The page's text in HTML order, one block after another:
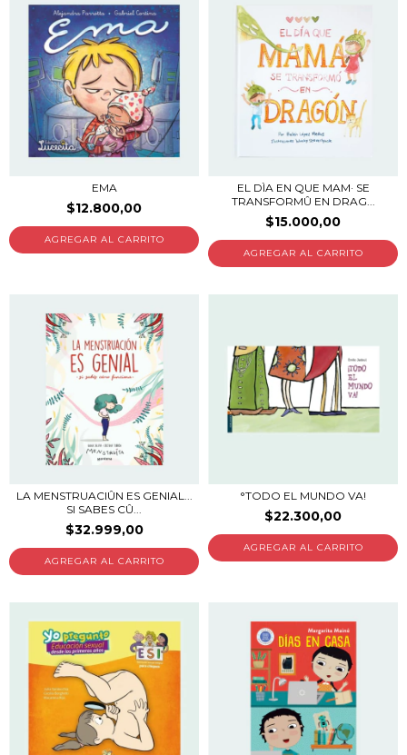
EMA
$12.800,00
EL DÌA EN QUE MAM· SE
TRANSFORMÛ EN DRAG...
$15.000,00
LA MENSTRUACIÛN ES GENIAL...
SI SABES CÛ...
$32.999,00
°TODO EL MUNDO VA!
$22.300,00